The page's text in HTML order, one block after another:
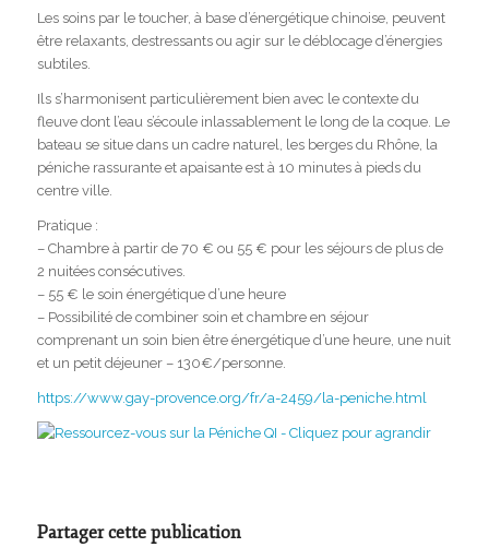
Les soins par le toucher, à base d’énergétique chinoise, peuvent
être relaxants, destressants ou agir sur le déblocage d’énergies
subtiles.
Ils s’harmonisent particulièrement bien avec le contexte du
fleuve dont l’eau s’écoule inlassablement le long de la coque. Le
bateau se situe dans un cadre naturel, les berges du Rhône, la
péniche rassurante et apaisante est à 10 minutes à pieds du
centre ville.
Pratique :
– Chambre à partir de 70 € ou 55 € pour les séjours de plus de
2 nuitées consécutives.
– 55 € le soin énergétique d’une heure
– Possibilité de combiner soin et chambre en séjour
comprenant un soin bien être énergétique d’une heure, une nuit
et un petit déjeuner – 130€/personne.
https://www.gay-provence.org/fr/a-2459/la-peniche.html
Partager cette publication